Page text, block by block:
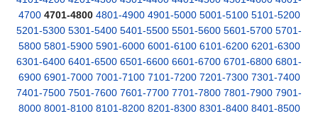
4700 4701-4800 4801-4900 4901-5000 5001-5100 5101-5200
5201-5300 5301-5400 5401-5500 5501-5600 5601-5700 5701-
5800 5801-5900 5901-6000 6001-6100 6101-6200 6201-6300
6301-6400 6401-6500 6501-6600 6601-6700 6701-6800 6801-
6900 6901-7000 7001-7100 7101-7200 7201-7300 7301-7400
7401-7500 7501-7600 7601-7700 7701-7800 7801-7900 7901-
8000 8001-8100 8101-8200 8201-8300 8301-8400 8401-8500